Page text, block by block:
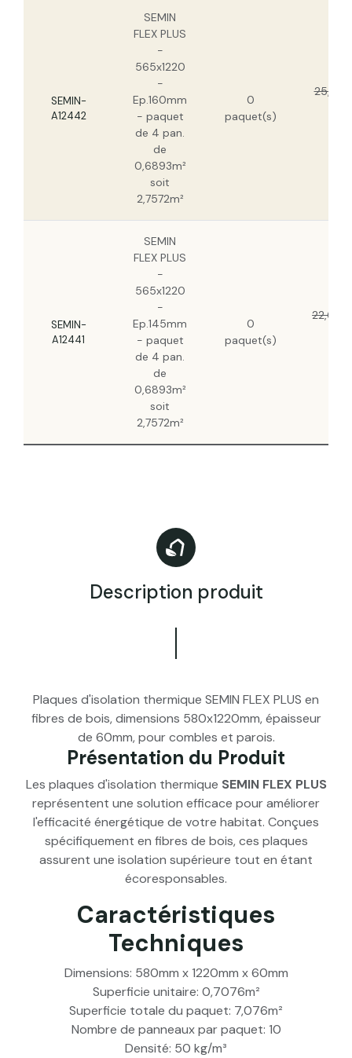
SEMIN-
A12442
SEMIN
FLEX PLUS
-
565x1220
-
Ep.160mm
- paquet
de 4 pan.
de
0,6893m²
soit
2,7572m²
0
paquet(s)
25,71
SEMIN-
A12441
SEMIN
FLEX PLUS
-
565x1220
-
Ep.145mm
- paquet
de 4 pan.
de
0,6893m²
soit
2,7572m²
0
paquet(s)
22,63
Description produit
Plaques d'isolation thermique SEMIN FLEX PLUS en
fibres de bois, dimensions 580x1220mm, épaisseur
de 60mm, pour combles et parois.
Présentation du Produit
Les plaques d'isolation thermique SEMIN FLEX PLUS
représentent une solution efficace pour améliorer
l'efficacité énergétique de votre habitat. Conçues
spécifiquement en fibres de bois, ces plaques
assurent une isolation supérieure tout en étant
écoresponsables.
Caractéristiques
Techniques
Dimensions: 580mm x 1220mm x 60mm
Superficie unitaire: 0,7076m²
Superficie totale du paquet: 7,076m²
Nombre de panneaux par paquet: 10
Densité: 50 kg/m³